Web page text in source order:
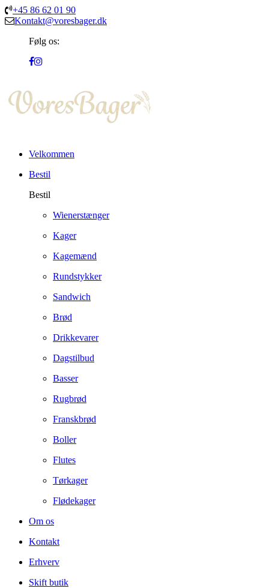
+45 86 62 01 90
Kontakt@voresbager.dk
Følg os:
Velkommen
Bestil
Bestil
Wienerstænger
Kager
Kagemænd
Rundstykker
Sandwich
Brød
Drikkevarer
Dagstilbud
Basser
Rugbrød
Franskbrød
Boller
Flutes
Tørkager
Flødekager
Om os
Kontakt
Erhverv
Skift butik